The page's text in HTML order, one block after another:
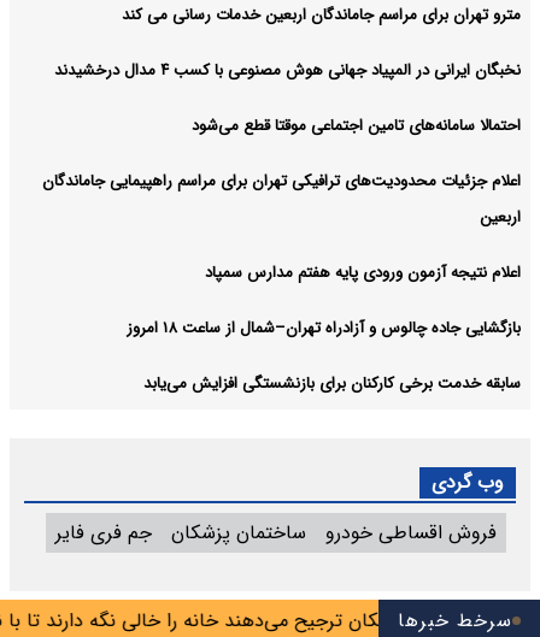
سرخط خبرها
برخی مالکان ترجیح می‌دهند خانه را خالی نگه دارند تا با نرخ
مترو تهران برای مراسم جاماندگان اربعین خدمات رسانی می کند
نخبگان ایرانی در المپیاد جهانی هوش مصنوعی با کسب ۴ مدال درخشیدند
احتمالا سامانه‌های تامین اجتماعی موقتا قطع می‌شود
اعلام جزئیات محدودیت‌های ترافیکی تهران برای مراسم راهپیمایی جاماندگان
اربعین
اعلام نتیجه آزمون ورودی پایه هفتم مدارس سمپاد
بازگشایی جاده چالوس و آزادراه تهران–شمال از ساعت ۱۸ امروز
سابقه خدمت برخی کارکنان برای بازنشستگی افزایش می‌یابد
وب گردی
فروش اقساطی خودرو
ساختمان پزشکان جم فری فایر